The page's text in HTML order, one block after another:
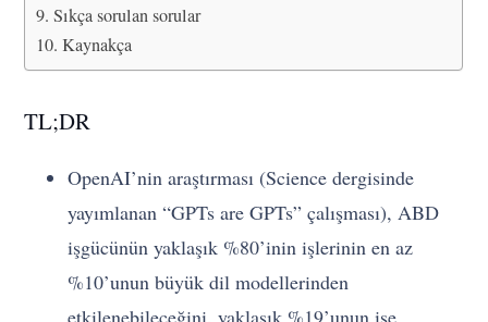
Sıkça sorulan sorular
Kaynakça
TL;DR
OpenAI’nin araştırması (Science dergisinde
yayımlanan “GPTs are GPTs” çalışması), ABD
işgücünün yaklaşık %80’inin işlerinin en az
%10’unun büyük dil modellerinden